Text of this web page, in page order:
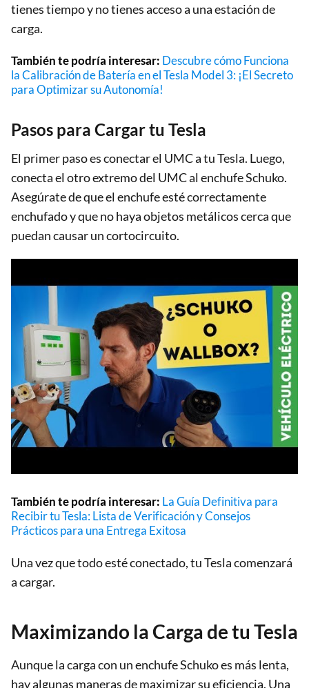
tienes tiempo y no tienes acceso a una estación de
carga.
También te podría interesar: Descubre cómo Funciona
la Calibración de Batería en el Tesla Model 3: ¡El Secreto
para Optimizar su Autonomía!
Pasos para Cargar tu Tesla
El primer paso es conectar el UMC a tu Tesla. Luego,
conecta el otro extremo del UMC al enchufe Schuko.
Asegúrate de que el enchufe esté correctamente
enchufado y que no haya objetos metálicos cerca que
puedan causar un cortocircuito.
También te podría interesar: La Guía Definitiva para
Recibir tu Tesla: Lista de Verificación y Consejos
Prácticos para una Entrega Exitosa
Una vez que todo esté conectado, tu Tesla comenzará
a cargar.
Maximizando la Carga de tu Tesla
Aunque la carga con un enchufe Schuko es más lenta,
hay algunas maneras de maximizar su eficiencia. Una